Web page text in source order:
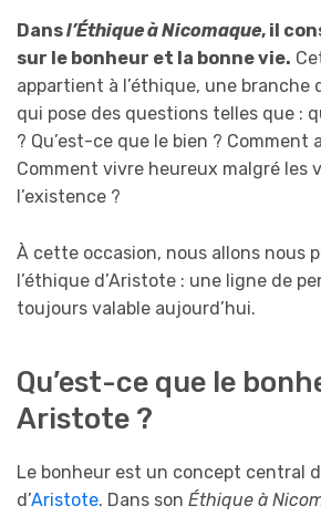
Dansl’Éthique à Nicomaque, il
sur le bonheur et la bonne vie.
appartient à l’éthique, une branche
qui pose des questions telles que :
? Qu’est-ce que le bien ?
Comment vivre heureux malgré les
l’existence ?
À cette occasion, nous allons nous
l’éthique d’Aristote : une ligne de
toujours valable aujourd’hui.
Qu’est-ce que le
Aristote ?
Le bonheur est un concept central
d’Aristote. Dans son Éthique à